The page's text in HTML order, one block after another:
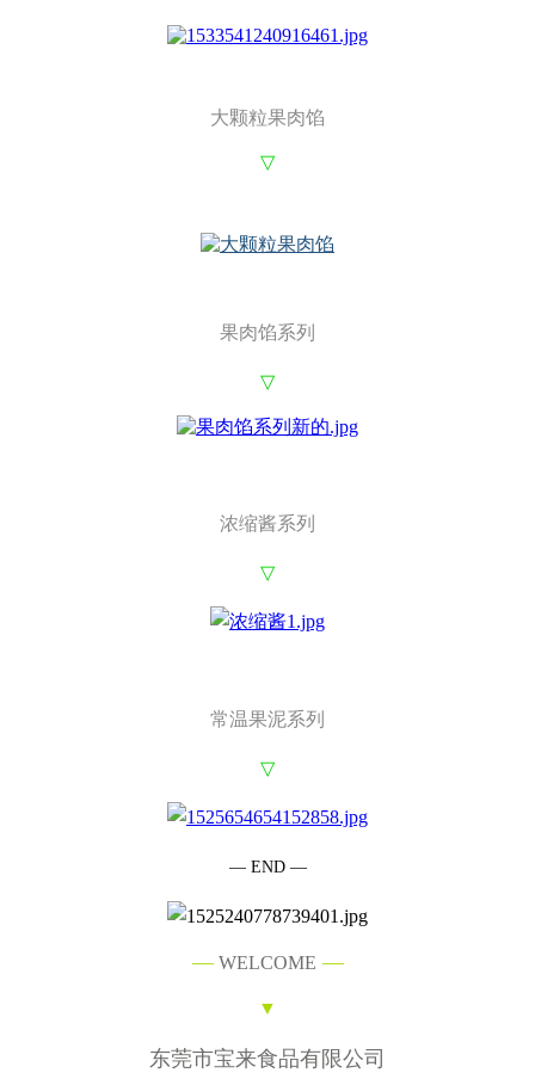
大颗粒果肉馅
▽
果肉馅系列
▽
浓缩酱系列
▽
常温果泥系列
▽
— END —
—WELCOME —
▼
东莞市宝来食品有限公司